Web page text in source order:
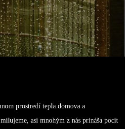
prostredí tepla domova a
asi mnohým z nás prináša pocit